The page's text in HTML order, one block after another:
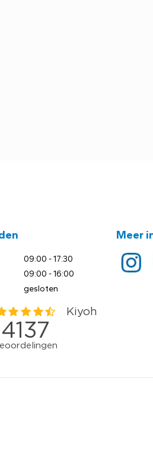
09:00 - 17:30
09:00 - 16:00
gesloten
Meer